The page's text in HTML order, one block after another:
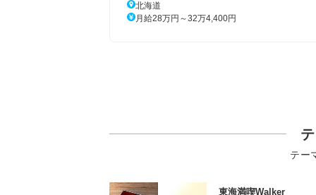
北海道
月給28万円～32万4,400円
テー
東海満喫Walker